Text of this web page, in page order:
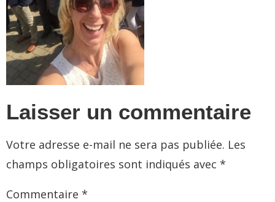
Laisser un commentaire
Votre adresse e-mail ne sera pas publiée. Les
champs obligatoires sont indiqués avec *
Commentaire *